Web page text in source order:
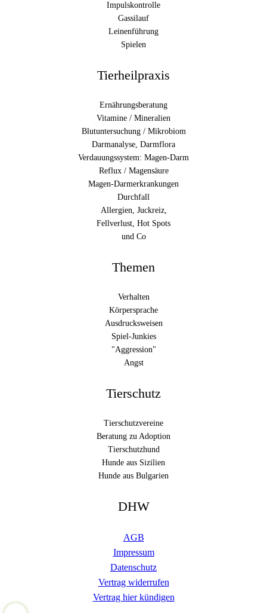
Impulskontrolle
Gassilauf
Leinenführung
Spielen
Tierheilpraxis
Ernährungsberatung
Vitamine / Mineralien
Blutuntersuchung / Mikrobiom
Darmanalyse, Darmflora
Verdauungssystem: Magen-Darm
Reflux / Magensäure
Magen-Darmerkrankungen
Durchfall
Allergien, Juckreiz,
Fellverlust, Hot Spots
und Co
Themen
Verhalten
Körpersprache
Ausdrucksweisen
Spiel-Junkies
"Aggression"
Angst
Tierschutz
Tierschutzvereine
Beratung zu Adoption
Tierschutzhund
Hunde aus Sizilien
Hunde aus Bulgarien
DHW
AGB
Impressum
Datenschutz
Vertrag widerrufen
Vertrag hier kündigen